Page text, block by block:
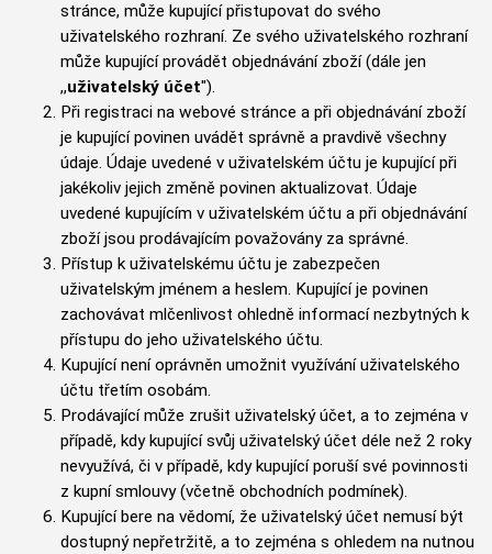
stránce, může kupující přistupovat do svého
uživatelského rozhraní. Ze svého uživatelského rozhraní
může kupující provádět objednávání zboží (dále jen
,,uživatelský účet").
Při registraci na webové stránce a při objednávání zboží
je kupující povinen uvádět správně a pravdivě všechny
údaje. Údaje uvedené v uživatelském účtu je kupující při
jakékoliv jejich změně povinen aktualizovat. Údaje
uvedené kupujícím v uživatelském účtu a při objednávání
zboží jsou prodávajícím považovány za správné.
Přístup k uživatelskému účtu je zabezpečen
uživatelským jménem a heslem. Kupující je povinen
zachovávat mlčenlivost ohledně informací nezbytných k
přístupu do jeho uživatelského účtu.
Kupující není oprávněn umožnit využívání uživatelského
účtu třetím osobám.
Prodávající může zrušit uživatelský účet, a to zejména v
případě, kdy kupující svůj uživatelský účet déle než 2 roky
nevyužívá, či v případě, kdy kupující poruší své povinnosti
z kupní smlouvy (včetně obchodních podmínek).
Kupující bere na vědomí, že uživatelský účet nemusí být
dostupný nepřetržitě, a to zejména s ohledem na nutnou